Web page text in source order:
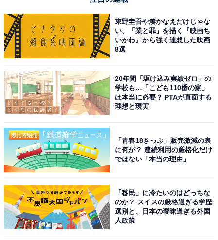
東野圭吾や湊かなえだけじゃな
い、「業と罪」を描く『映画ち
いかわ』から強く連想した映画
8選
20年間「駆け込み実績ゼロ」の
学校も…「こども110番の家」
は本当に必要？ PTAが直面する
理想と現実
「青春18きっぷ」販売激減の裏
に何が？ 連続利用の厳格化だけ
ではない「本当の理由」
「移民」に冷たいのはどっちな
のか？ スイスの厳格過ぎる学歴
選別と、日本の曖昧過ぎる外国
人政策